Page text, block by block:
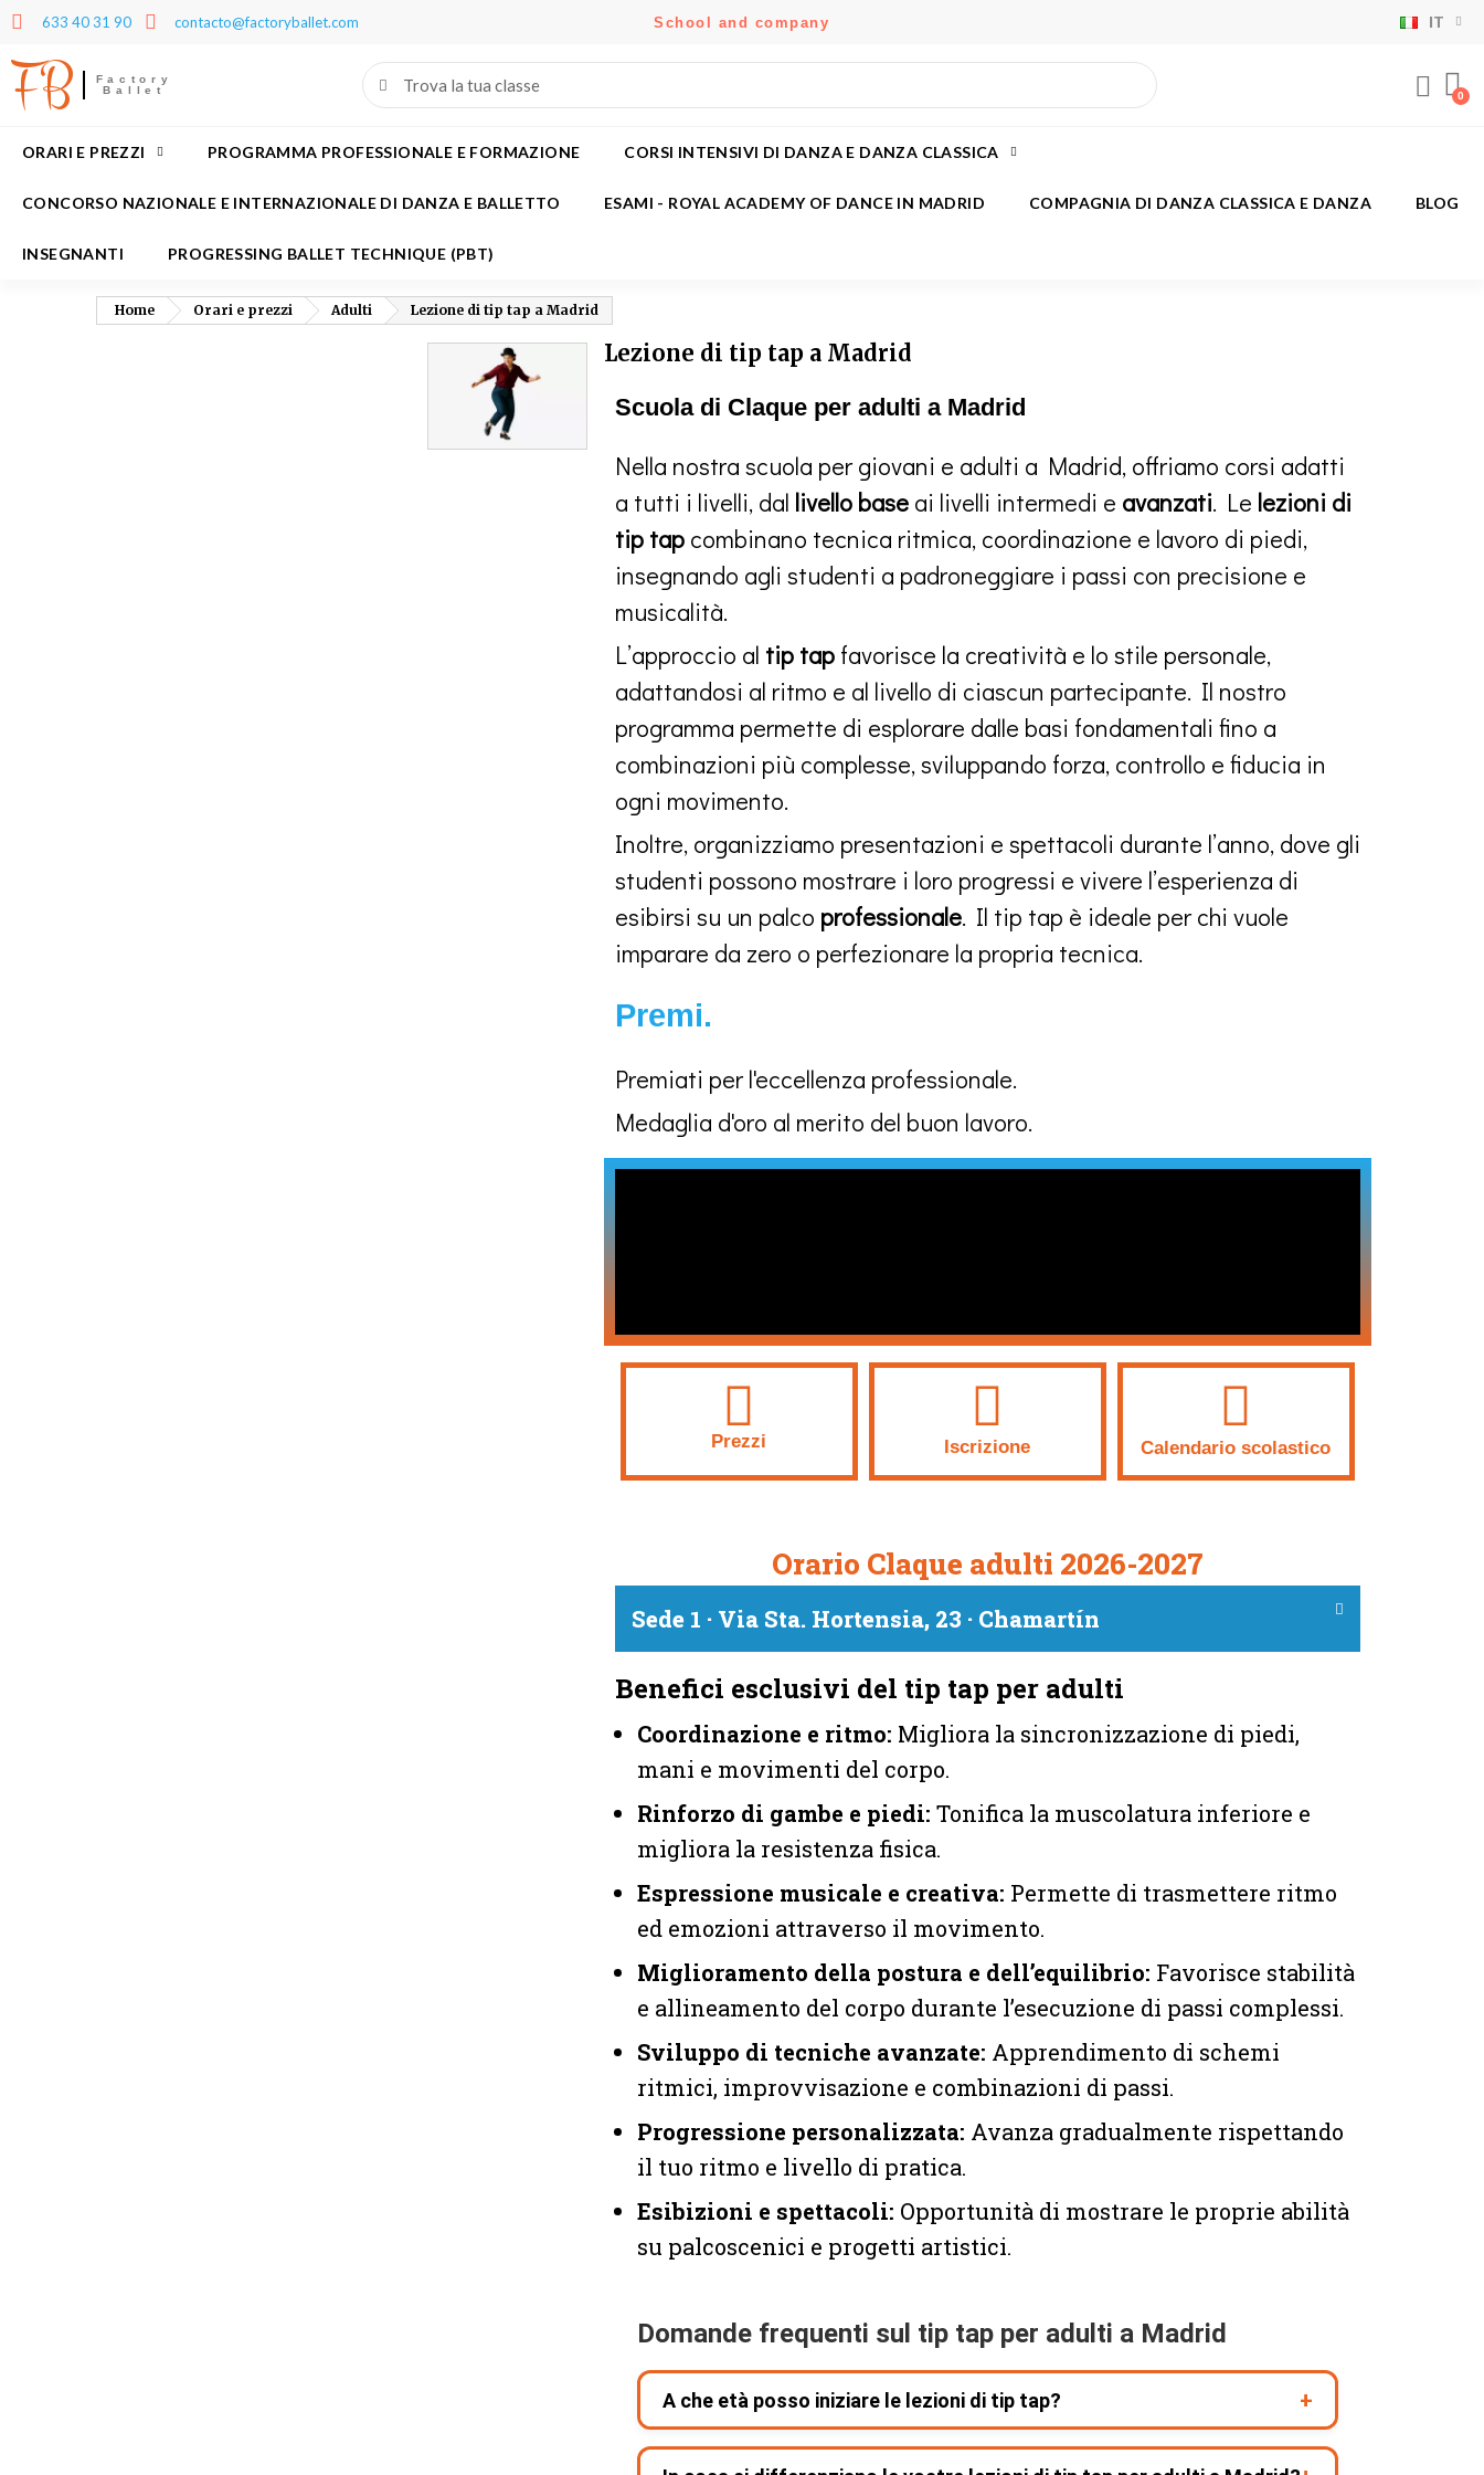
633 40 31 90 contacto@factoryballet.com School and company IT
FB
Factory
Ballet
ORARI E PREZZI PROGRAMMA PROFESSIONALE E FORMAZIONE CORSI INTENSIVI DI DANZA E DANZA CLASSICA
CONCORSO NAZIONALE E INTERNAZIONALE DI DANZA E BALLETTO ESAMI - ROYAL ACADEMY OF DANCE IN MADRID COMPAGNIA DI DANZA CLASSICA E DANZA BLOG
INSEGNANTI PROGRESSING BALLET TECHNIQUE (PBT)
Home Orari e prezzi Adulti Lezione di tip tap a Madrid
Lezione di tip tap a Madrid
Scuola di Claque per adulti a Madrid
Nella nostra scuola per giovani e adulti a Madrid, offriamo corsi adatti
a tutti i livelli, dal livello base ai livelli intermedi e avanzati. Le lezioni di
tip tap combinano tecnica ritmica, coordinazione e lavoro di piedi,
insegnando agli studenti a padroneggiare i passi con precisione e
musicalità.
L’approccio al tip tap favorisce la creatività e lo stile personale,
adattandosi al ritmo e al livello di ciascun partecipante. Il nostro
programma permette di esplorare dalle basi fondamentali fino a
combinazioni più complesse, sviluppando forza, controllo e fiducia in
ogni movimento.
Inoltre, organizziamo presentazioni e spettacoli durante l’anno, dove gli
studenti possono mostrare i loro progressi e vivere l’esperienza di
esibirsi su un palco professionale. Il tip tap è ideale per chi vuole
imparare da zero o perfezionare la propria tecnica.
Premi.
Premiati per l'eccellenza professionale.
Medaglia d'oro al merito del buon lavoro.
Prezzi Iscrizione Calendario scolastico
Orario Claque adulti 2026-2027
Sede 1 · Via Sta. Hortensia, 23 · Chamartín
Benefici esclusivi del tip tap per adulti
Coordinazione e ritmo: Migliora la sincronizzazione di piedi,
mani e movimenti del corpo.
Rinforzo di gambe e piedi: Tonifica la muscolatura inferiore e
migliora la resistenza fisica.
Espressione musicale e creativa: Permette di trasmettere ritmo
ed emozioni attraverso il movimento.
Miglioramento della postura e dell’equilibrio: Favorisce stabilità
e allineamento del corpo durante l’esecuzione di passi complessi.
Sviluppo di tecniche avanzate: Apprendimento di schemi
ritmici, improvvisazione e combinazioni di passi.
Progressione personalizzata: Avanza gradualmente rispettando
il tuo ritmo e livello di pratica.
Esibizioni e spettacoli: Opportunità di mostrare le proprie abilità
su palcoscenici e progetti artistici.
Domande frequenti sul tip tap per adulti a Madrid
A che età posso iniziare le lezioni di tip tap?
Puoi iniziare le lezioni di tip tap a partire dai 16 anni. Non c'è un limite massimo di età e adattiamo ogni
Le mie liste di desideri ×
((modalTitle)) ×
Crea lista dei desideri ×
Accedi ×
Annulla Accedi